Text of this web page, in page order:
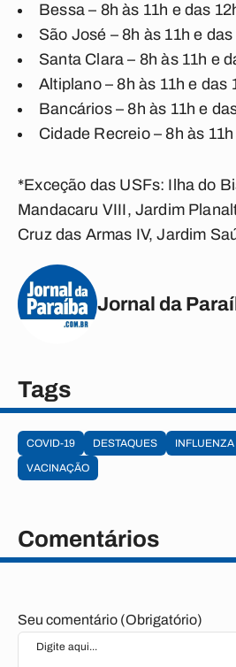
Bessa – 8h às 11h e das
São José – 8h às 11h e das
Santa Clara – 8h às 11h e
Altiplano – 8h às 11h e das
Bancários – 8h às 11h e
Cidade Recreio – 8h às
*Exceção das USFs: Ilha do
Mandacaru VIII, Jardim
Cruz das Armas IV, Jardim
Jornal da
Tags
COVID-19 DESTAQUES INFLUENZA
VACINAÇÃO
Comentários
Seu comentário (Obrigatório)